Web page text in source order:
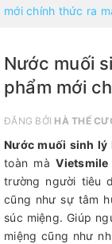
mới chính thức ra
Nước muối
phẩm mới
ĐĂNG BỞI HÀ THẾ
Nước muối sinh lý
toàn màVietsmile
trường người tiêu
cũng như sự tâm
súc miệng. Giúp
miệng cũng như